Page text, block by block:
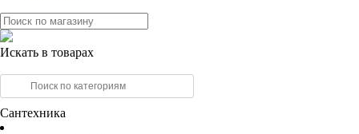
Искать в товарах
Сантехника